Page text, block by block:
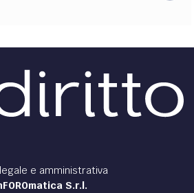
e amministrativa
S.r.l.